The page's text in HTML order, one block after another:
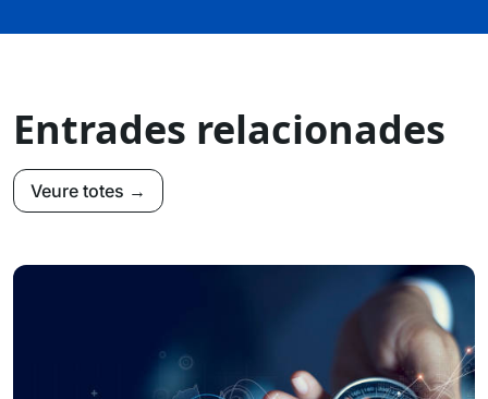
Entrades relacionades
Veure totes →